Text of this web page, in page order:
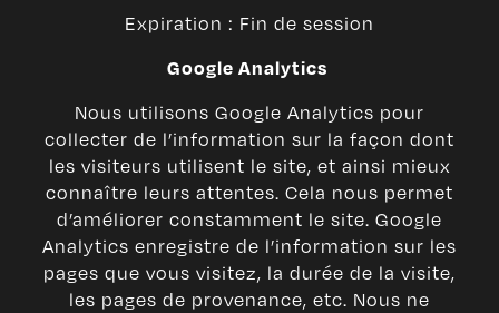
Expiration : Fin de session
Google Analytics
Nous utilisons Google Analytics pour
collecter de l’information sur la façon dont
les visiteurs utilisent le site, et ainsi mieux
connaître leurs attentes. Cela nous permet
d’améliorer constamment le site. Google
Analytics enregistre de l’information sur les
pages que vous visitez, la durée de la visite,
les pages de provenance, etc. Nous ne